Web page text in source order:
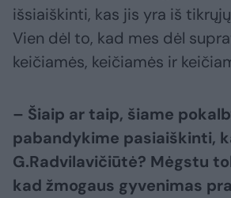
išsiaiškinti, kas jis yra iš
Vien dėl to, kad mes dėl
keičiamės, keičiamės ir
– Šiaip ar taip, šiame
pabandykime pasiaiškinti,
G.Radvilavičiūtė? Mėgstu
kad žmogaus gyvenimas